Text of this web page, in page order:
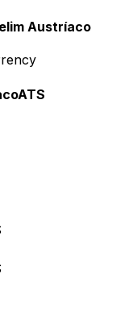
Austríaco
ATS